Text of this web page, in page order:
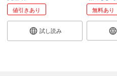
値引きあり
試し読み
無料あり